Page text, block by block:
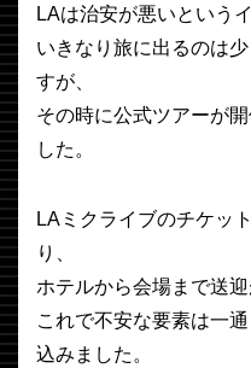
LAは治安が悪いという
いきなり旅に出るのは
すが、
その時に公式ツアーが
した。
LAミクライブのチケッ
り、
ホテルから会場まで送
これで不安な要素は一
込みました。